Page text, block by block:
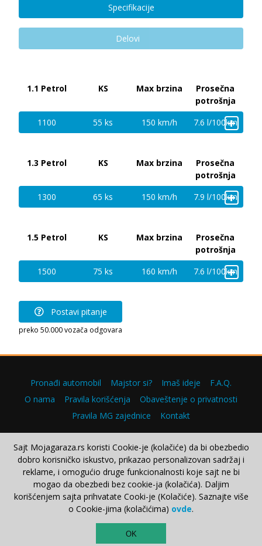
Specifikacije
Delovi
1.1 Petrol KS Max brzina
Prosečna
potrošnja
1100
55 ks 150 km/h 7.6 l/100km
+
1.3 Petrol KS Max brzina
Prosečna
potrošnja
1300
65 ks 150 km/h 7.9 l/100km
+
1.5 Petrol KS Max brzina
Prosečna
potrošnja
1500
75 ks 160 km/h 7.6 l/100km
+
Postavi pitanje
preko 50.000 vozača odgovara
Pronađi automobil Majstor si? Imaš ideje
F.A.Q.
O nama
Pravila korišćenja
Obaveštenje o privatnosti
Pravila MG zajednice
Kontakt
Copyright © 2000–2026.
Sajt Mojagaraza.rs koristi Cookie-je (kolačiće) da bi obezbedio
dobro korisničko iskustvo, prikazao personalizovan sadržaj i
reklame, i omogućio druge funkcionalnosti koje sajt ne bi
mogao da obezbedi bez cookie-ja (kolačića). Daljim
korišćenjem sajta prihvatate Cooki-je (Kolačiće). Saznajte više
o Cookie-jima (kolačićima) ovde.
OK